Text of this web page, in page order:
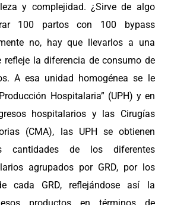
y complejidad. ¿Sirve de algo
100 partos con 100 bypass
no, hay que llevarlos a una
refleje la diferencia de consumo de
A esa unidad homogénea se le
Hospitalaria” (UPH) y en
hospitalarios y las Cirugías
(CMA), las UPH se obtienen
cantidades de los diferentes
agrupados por GRD, por los
cada GRD, reflejándose así la